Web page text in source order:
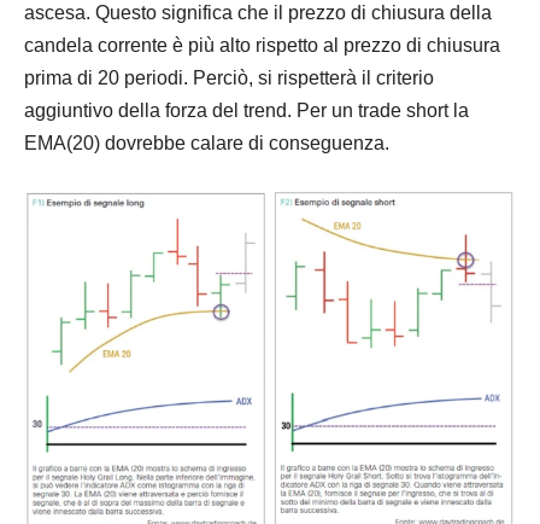
ascesa. Questo significa che il prezzo di chiusura della
candela corrente è più alto rispetto al prezzo di chiusura
prima di 20 periodi. Perciò, si rispetterà il criterio
aggiuntivo della forza del trend. Per un trade short la
EMA(20) dovrebbe calare di conseguenza.